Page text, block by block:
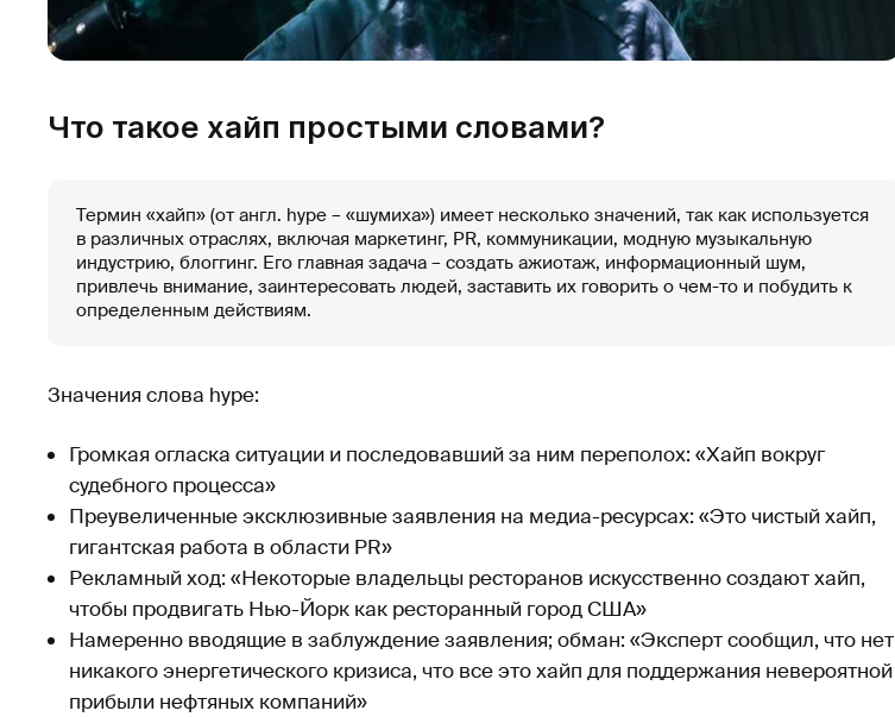
Что такое хайп простыми словами?
Термин «хайп» (от англ. hype – «шумиха») имеет несколько значений, так как используется
в различных отраслях, включая маркетинг, PR, коммуникации, модную музыкальную
индустрию, блоггинг. Его главная задача – создать ажиотаж, информационный шум,
привлечь внимание, заинтересовать людей, заставить их говорить о чем-то и побудить к
определенным действиям.
Значения слова hype:
Громкая огласка ситуации и последовавший за ним переполох: «Хайп вокруг
судебного процесса»
Преувеличенные эксклюзивные заявления на медиа-ресурсах: «Это чистый хайп,
гигантская работа в области PR»
Рекламный ход: «Некоторые владельцы ресторанов искусственно создают хайп,
чтобы продвигать Нью-Йорк как ресторанный город США»
Намеренно вводящие в заблуждение заявления; обман: «Эксперт сообщил, что нет
никакого энергетического кризиса, что все это хайп для поддержания невероятной
прибыли нефтяных компаний»